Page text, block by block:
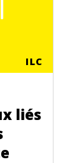
ILC
liés